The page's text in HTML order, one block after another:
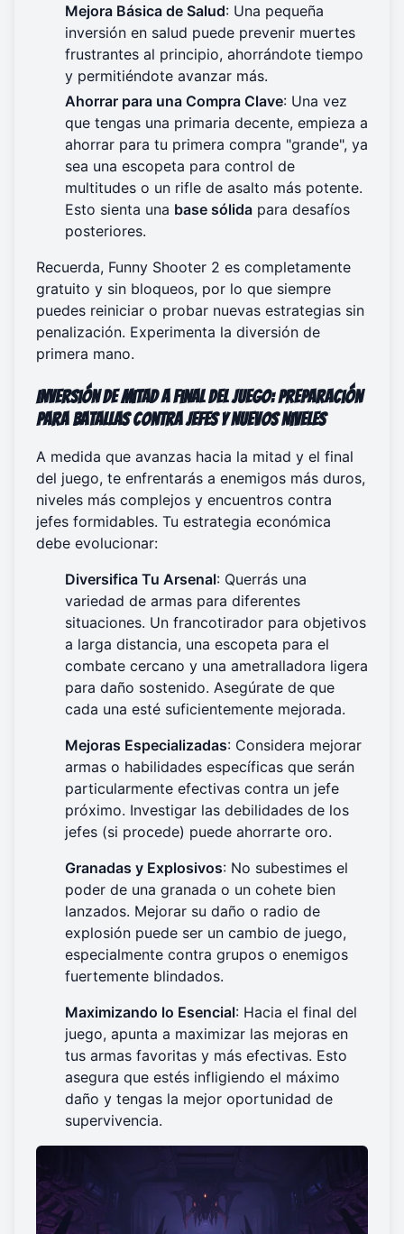
Mejora Básica de Salud: Una pequeña
inversión en salud puede prevenir muertes
frustrantes al principio, ahorrándote tiempo
y permitiéndote avanzar más.
Ahorrar para una Compra Clave: Una vez
que tengas una primaria decente, empieza a
ahorrar para tu primera compra "grande", ya
sea una escopeta para control de
multitudes o un rifle de asalto más potente.
Esto sienta una base sólida para desafíos
posteriores.
Recuerda, Funny Shooter 2 es completamente
gratuito y sin bloqueos, por lo que siempre
puedes reiniciar o probar nuevas estrategias sin
penalización. Experimenta la diversión de
primera mano.
Inversión de Mitad a Final del Juego: Preparación
para Batallas contra Jefes y Nuevos Niveles
A medida que avanzas hacia la mitad y el final
del juego, te enfrentarás a enemigos más duros,
niveles más complejos y encuentros contra
jefes formidables. Tu estrategia económica
debe evolucionar:
Diversifica Tu Arsenal: Querrás una
variedad de armas para diferentes
situaciones. Un francotirador para objetivos
a larga distancia, una escopeta para el
combate cercano y una ametralladora ligera
para daño sostenido. Asegúrate de que
cada una esté suficientemente mejorada.
Mejoras Especializadas: Considera mejorar
armas o habilidades específicas que serán
particularmente efectivas contra un jefe
próximo. Investigar las debilidades de los
jefes (si procede) puede ahorrarte oro.
Granadas y Explosivos: No subestimes el
poder de una granada o un cohete bien
lanzados. Mejorar su daño o radio de
explosión puede ser un cambio de juego,
especialmente contra grupos o enemigos
fuertemente blindados.
Maximizando lo Esencial: Hacia el final del
juego, apunta a maximizar las mejoras en
tus armas favoritas y más efectivas. Esto
asegura que estés infligiendo el máximo
daño y tengas la mejor oportunidad de
supervivencia.